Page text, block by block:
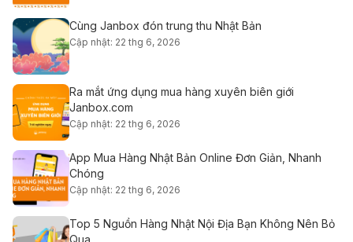
Cùng Janbox đón trung thu Nhật Bản
Cập nhật: 22 thg 6, 2026
Ra mắt ứng dụng mua hàng xuyên biên giới
Janbox.com
Cập nhật: 22 thg 6, 2026
App Mua Hàng Nhật Bản Online Đơn Giản, Nhanh
Chóng
Cập nhật: 22 thg 6, 2026
Top 5 Nguồn Hàng Nhật Nội Địa Bạn Không Nên Bỏ